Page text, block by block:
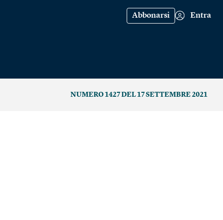
Abbonarsi Entra
NUMERO 1427 DEL 17 SETTEMBRE 2021